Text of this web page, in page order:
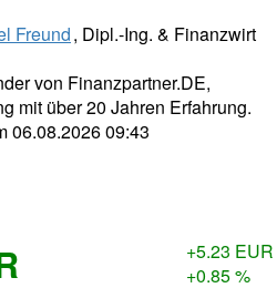
Freund, Dipl.-Ing. & Finanzwirt
von Finanzpartner.DE,
mit über 20 Jahren Erfahrung.
06.08.2026 09:43
+5.23 EUR
+0.85 %